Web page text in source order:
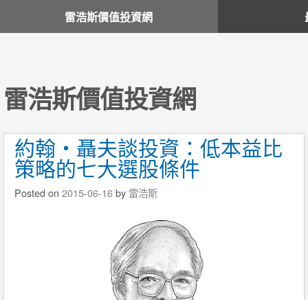
雷浩斯價值投資網
雷浩斯價值投資網
約翰・聶夫談投資：低本益比
策略的七大選股條件
Posted on 2015-06-16by 雷浩斯